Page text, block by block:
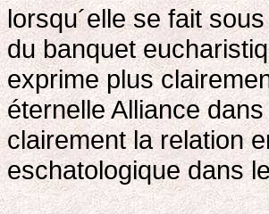
lorsqu´elle se fait
du banquet
exprime plus
éternelle Alliance
clairement la relation
eschatologique dans